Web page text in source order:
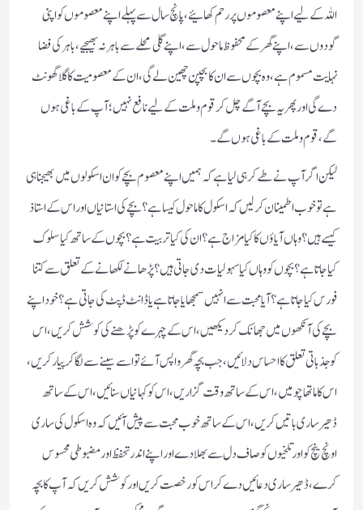
اللہ کے لیے اپنے معصوموں پر رحم کھائیے، پانچ سال سے پہلے اپنے معصوموں کو اپنی
گودوں سے، اپنے گھر کے محفوظ ماحول سے، اپنے گلی محلے سے باہر نہ بھیجیے، باہر کی فضا
نہایت مسموم ہے، وہ بچوں سے ان کا بچپن چھین لے گی، ان کے معصومیت کا گلا گھونٹ
دے گی اور پھر یہ بچے آگے چل کر قوم و ملت کے لیے نافع نہیں؛ آپ کے باغی ہوں
گے، قوم و ملت کے باغی ہوں گے۔
لیکن اگر آپ نے طے کر ہی لیا ہے کہ ہمیں اپنے معصوم بچے کو ان اسکولوں میں بھیجنا ہی
ہے تو خوب اطمینان کرلیں کہ اسکول کا ماحول کیسا ہے؟ بچے کی استانیاں اور اس کے استاذ
کیسے ہیں؟ وہاں آیاؤں کا کیا مزاج ہے؟ ان کی کیا تربیت ہے؟ بچوں کے ساتھ کیا سلوک
کیا جاتا ہے؟ بچوں کو وہاں کیا سہولیات دی جاتی ہیں؟ پڑھانے لکھانے کے تعلق سے کتنا
فورس کیا جاتا ہے؟ آیا محبت سے انہیں سمجھایا جاتا ہے یا ڈانٹ ڈپٹ کی جاتی ہے؟ خود اپنے
بچے کی آنکھوں میں جھانک کر دیکھیں، اس کے چہرے کو پڑھنے کی کوشش کریں، اس
کو جذباتی تعلق کا احساس دلائیں، جب بچہ گھر واپس آئے تو اسے سینے سے لگاکر پیار کریں،
اس کا ماتھا چومیں، اس کے ساتھ وقت گزاریں، اس کو کہانیاں سنائیں، اس کے ساتھ
ڈھیر ساری باتیں کریں، اس کے ساتھ خوب محبت سے پیش آئیں کہ وہ اسکول کی ساری
اونچ نیچ کو اور تلخیوں کو صاف دل سے بھلا دے اور اپنے اندر تحفظ اور مضبوطی محسوس
کرے، ڈھیر ساری دعائیں دے کر اس کو رخصت کریں اور کوشش کریں کہ آپ کا بچہ